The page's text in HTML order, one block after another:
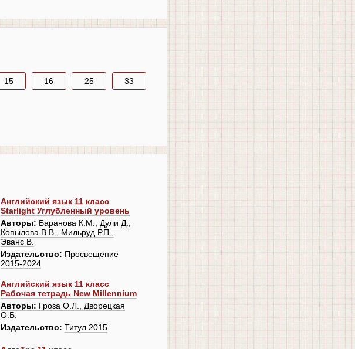
15 16 25 33
Английский язык 11 класс
Starlight Углубленный уровень
Авторы: Баранова К.М., Дули Д.,
Копылова В.В., Мильруд Р.П.,
Эванс В.
Издательство: Просвещение
2015-2024
Английский язык 11 класс
Рабочая тетрадь New Millennium
Авторы: Гроза О.Л., Дворецкая
О.Б.
Издательство: Титул 2015